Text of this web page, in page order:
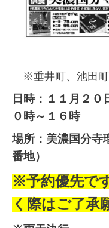
※垂井町、池田町
日時：１１ 月２０
０時～１６時
場所： 美濃国分寺
番地）
※予約優先で
く際はご了承